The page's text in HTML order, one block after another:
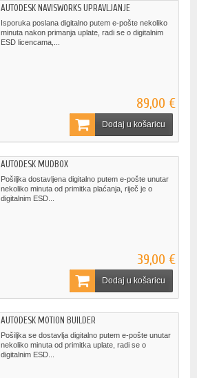
AUTODESK NAVISWORKS UPRAVLJANJE
Isporuka poslana digitalno putem e-pošte nekoliko
minuta nakon primanja uplate, radi se o digitalnim
ESD licencama,...
89,00 €
Dodaj u košaricu
AUTODESK MUDBOX
Pošiljka dostavljena digitalno putem e-pošte unutar
nekoliko minuta od primitka plaćanja, riječ je o
digitalnim ESD...
39,00 €
Dodaj u košaricu
AUTODESK MOTION BUILDER
Pošiljka se dostavlja digitalno putem e-pošte unutar
nekoliko minuta od primitka uplate, radi se o
digitalnim ESD...